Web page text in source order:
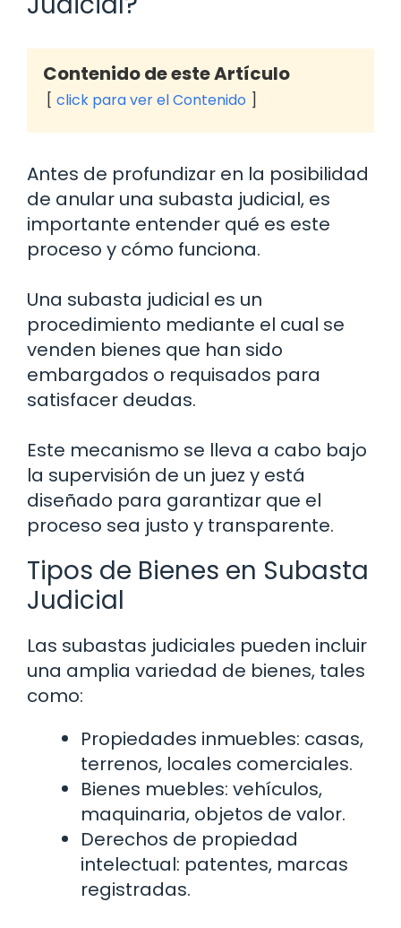
Contenido de este Artículo
click para ver el Contenido
Antes de profundizar en la posibilidad
de anular una subasta judicial, es
importante entender qué es este
proceso y cómo funciona.
Una subasta judicial es un
procedimiento mediante el cual se
venden bienes que han sido
embargados o requisados para
satisfacer deudas.
Este mecanismo se lleva a cabo bajo
la supervisión de un juez y está
diseñado para garantizar que el
proceso sea justo y transparente.
Tipos de Bienes en Subasta
Judicial
Las subastas judiciales pueden incluir
una amplia variedad de bienes, tales
como:
Propiedades inmuebles: casas,
terrenos, locales comerciales.
Bienes muebles: vehículos,
maquinaria, objetos de valor.
Derechos de propiedad
intelectual: patentes, marcas
registradas.